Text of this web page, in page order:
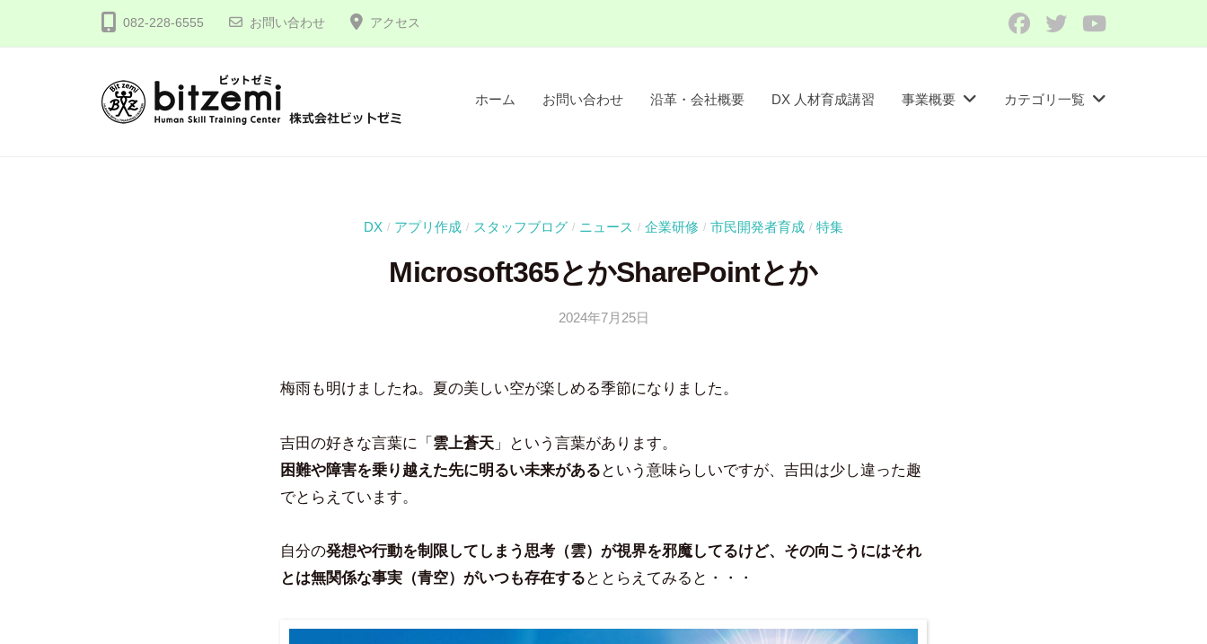
082-228-6555 お問い合わせ アクセス Facebook
TwitterYouTube
ホーム お問い合わせ 沿革・会社概要 DX 人材育成講習​ 事業概要 カテゴリ一覧
DX / アプリ作成 / スタッフブログ / ニュース / 企業研修 / 市民開発者育成 / 特集
Microsoft365とかSharePointとか
2024年7月25日
田
梅雨も明けましたね。夏の美しい空が楽しめる季節になりました。
吉田の好きな言葉に「 雲上蒼天 」という言葉があります。
困難や障害を乗り越えた先に明るい未来がある という意味らしいですが、吉田は少し違った趣
でとらえています。
自分の発想や行動を制限してしまう思考（雲）が視界を邪魔してるけど、その向こうにはそれ
とは無関係な事実（青空）がいつも存在する ととらえてみると・・・
式
会
ビ
ッ